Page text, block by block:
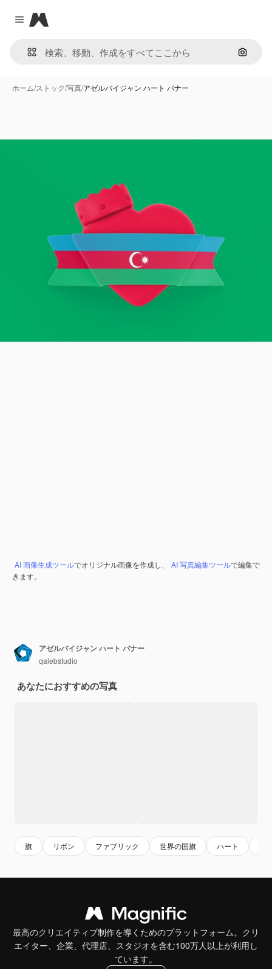
Close menu
Magnific
画像で
ホーム/ストック/写真/アゼルバイジャン ハート バナー
AI 画像生成ツールでオリジナル画像を作成し、 AI 写真編集ツールで編集で
きます。
アゼルバイジャン ハート バナー
qalebstudio
あなたにおすすめの写真
旗 リボン ファブリック 世界の国旗 ハート
最高のクリエイティブ制作を導くためのプラットフォーム。クリ
エイター、企業、代理店、スタジオを含む100万人以上が利用し
ています。